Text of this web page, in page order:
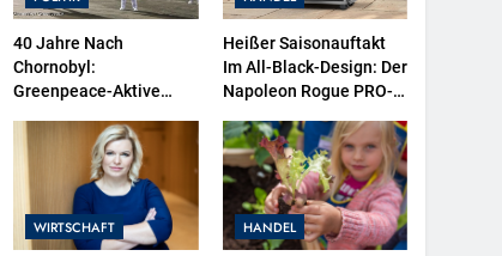
40 Jahre Nach
Chornobyl:
Greenpeace-Aktive
Unterstützung Bei
Wiederaufbau Der
Zerstörten Schutzhülle /
Greenpeace-Report
Dokumentiert Folgen
Heißer Saisonauftakt
Im All-Black-Design: Der
Napoleon Rogue PRO-S
Grillfürst-Edition
WIRTSCHAFT HANDEL